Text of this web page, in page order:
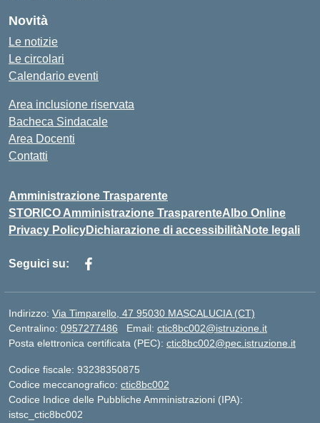
Novità
Le notizie
Le circolari
Calendario eventi
Area inclusione riservata
Bacheca Sindacale
Area Docenti
Contatti
Amministrazione Trasparente
STORICO Amministrazione TrasparenteAlbo Online
Privacy PolicyDichiarazione di accessibilitàNote legali
Seguici su:
Indirizzo: Via Timparello, 47 95030 MASCALUCIA (CT)
Centralino: 0957277486 Email: ctic8bc002@istruzione.it
Posta elettronica certificata (PEC): ctic8bc002@pec.istruzione.it
Codice fiscale: 93238350875
Codice meccanografico: ctic8bc002
Codice Indice delle Pubbliche Amministrazioni (IPA):
istsc_ctic8bc002